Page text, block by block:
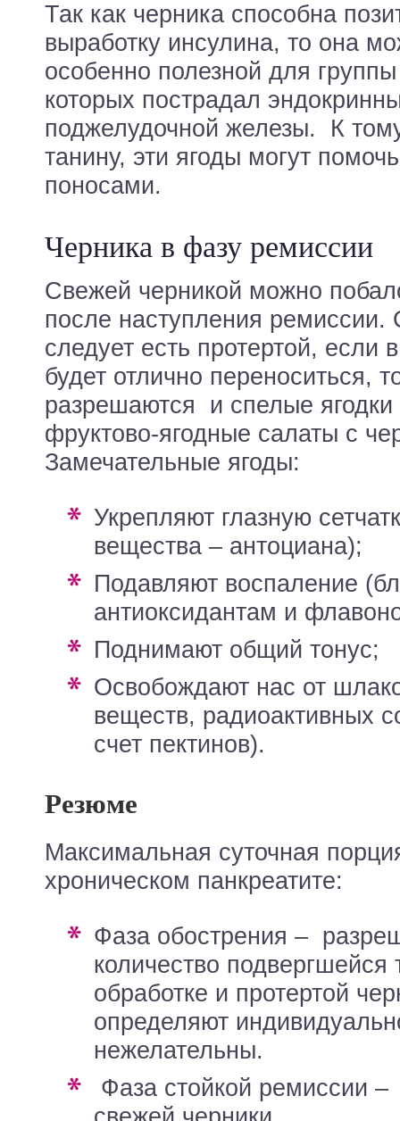
Так как черника способна
выработку инсулина, то она
особенно полезной для
которых пострадал
поджелудочной железы. К
танину, эти ягоды могут
поносами.
Черника в фазу ремиссии
Свежей черникой можно
после наступления ремиссии.
следует есть протертой, если
будет отлично переноситься,
разрешаются и спелые ягодки
фруктово-ягодные салаты с
Замечательные ягоды:
укрепляют глазную сетчатку (действие
вещества – антоциана);
подавляют воспаление (благодаря
антиоксидантам и
поднимают общий тонус;
освобождают нас от шлаков, токсических
веществ, радиоактивных
счет пектинов).
Резюме
Максимальная суточная
хроническом панкреатите:
фаза обострения – разрешенное
количество подвергшейся
обработке и протертой
определяют
нежелательны.
фаза стойкой ремиссии – до 200 – 300 г